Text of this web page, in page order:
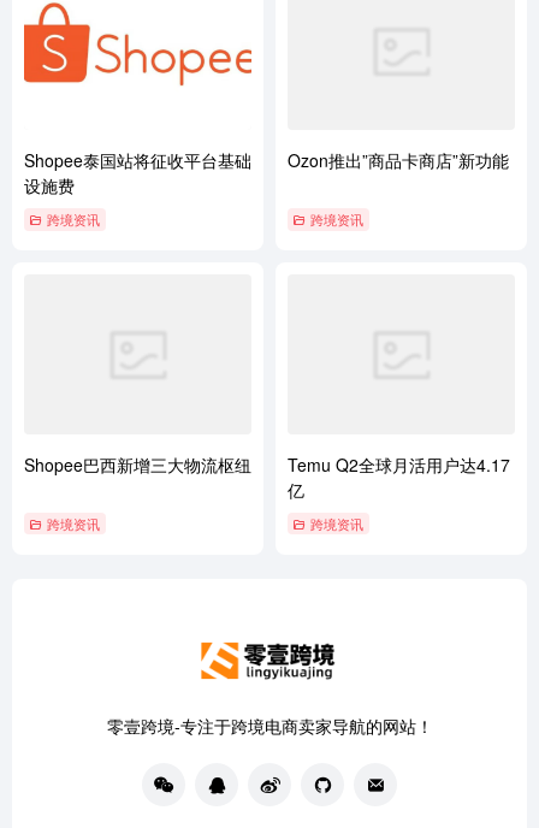
Shopee泰国站将征收平台基础
设施费
跨境资讯
Ozon推出”商品卡商店”新功能
跨境资讯
Shopee巴西新增三大物流枢纽
跨境资讯
Temu Q2全球月活用户达4.17
亿
跨境资讯
零壹跨境-专注于跨境电商卖家导航的网站！